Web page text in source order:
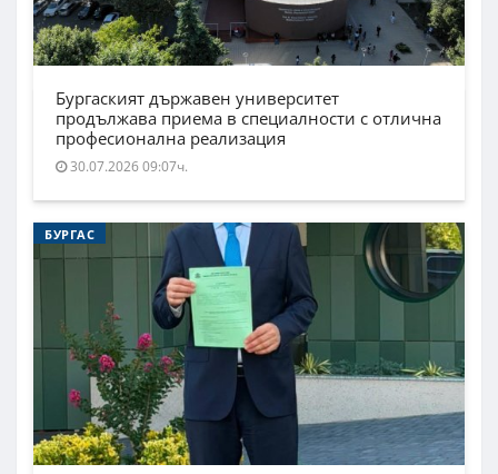
Бургаският държавен университет
продължава приема в специалности с отлична
професионална реализация
30.07.2026 09:07ч.
БУРГАС